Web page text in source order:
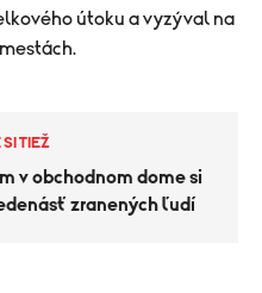
útoku a vyzýval na
SI TIEŽ
v obchodnom dome si
zranených ľudí